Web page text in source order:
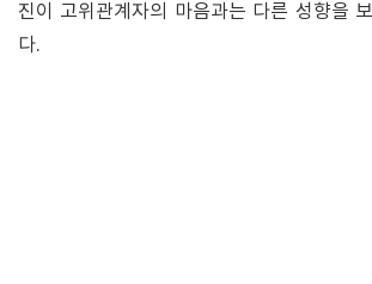
진이 고위관계자의 마음과는 다른 성향을
다.